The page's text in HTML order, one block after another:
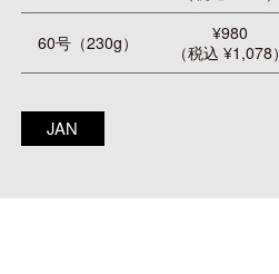
60号（230g）
¥980
（税込 ¥1,078）
JAN